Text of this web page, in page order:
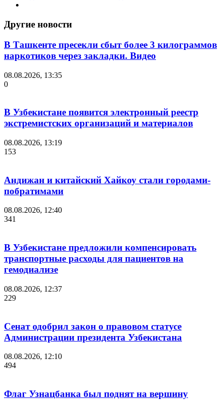
Другие новости
В Ташкенте пресекли сбыт более 3 килограммов
наркотиков через закладки. Видео
08.08.2026, 13:35
0
В Узбекистане появится электронный реестр
экстремистских организаций и материалов
08.08.2026, 13:19
153
Андижан и китайский Хайкоу стали городами-
побратимами
08.08.2026, 12:40
341
В Узбекистане предложили компенсировать
транспортные расходы для пациентов на
гемодиализе
08.08.2026, 12:37
229
Сенат одобрил закон о правовом статусе
Администрации президента Узбекистана
08.08.2026, 12:10
494
Флаг Узнацбанка был поднят на вершину